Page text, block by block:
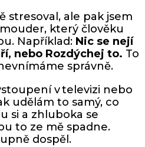
stresoval, ale pak jsem
který člověku
Například: Nic se nejí
nebo Rozdýchej to. To
správně.
v televizi nebo
udělám to samý, co
si a zhluboka se
to ze mě spadne.
dospěl.